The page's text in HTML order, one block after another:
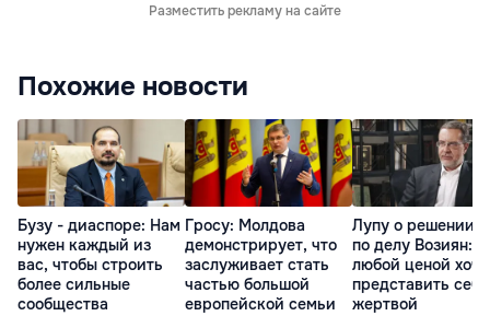
Разместить рекламу на сайте
Похожие новости
Бузу - диаспоре: Нам
нужен каждый из
вас, чтобы строить
более сильные
сообщества
Гросу: Молдова
демонстрирует, что
заслуживает стать
частью большой
европейской семьи
Лупу о решении
по делу Возиян:
любой ценой
представить себя
жертвой